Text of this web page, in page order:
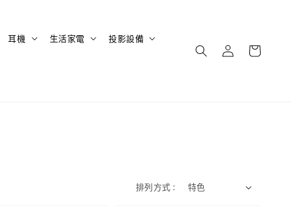
耳機 生活家電 投影設備
排列方式 :